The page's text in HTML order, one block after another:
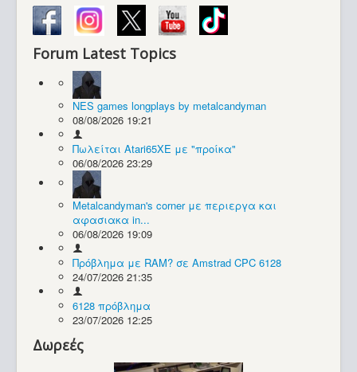
Συλλογές / Projects
Forum Latest Topics
NES games longplays by metalcandyman
08/08/2026 19:21
Πωλείται Atari65XE με "προίκα"
06/08/2026 23:29
Metalcandyman's corner με περιεργα και
αφασιακα in...
06/08/2026 19:09
Πρόβλημα με RAM? σε Amstrad CPC 6128
24/07/2026 21:35
6128 πρόβλημα
23/07/2026 12:25
Δωρεές